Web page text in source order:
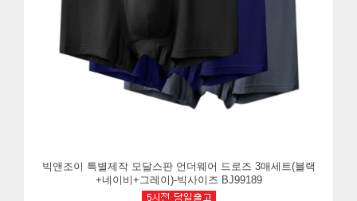
빅앤조이 특별제작 모달스판 언더웨어 드로즈 3매세트(블랙
+네이비+그레이)-빅사이즈 BJ99189